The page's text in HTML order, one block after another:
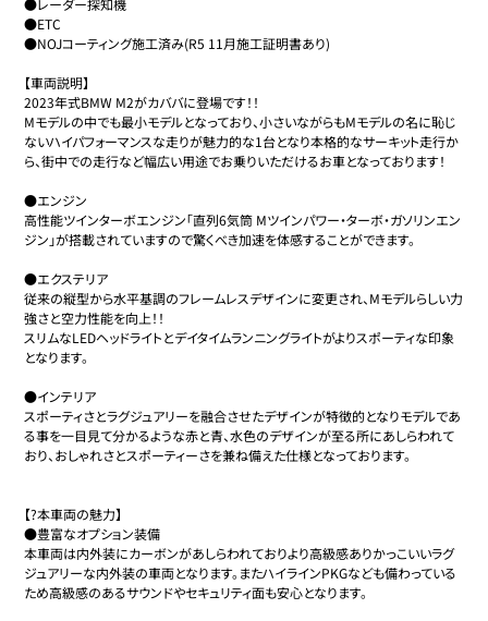
●レーダー探知機
●ETC
●NOJコーティング施工済み(R5 11月施工証明書あり)
【車両説明】
2023年式BMW M2がカババに登場です！！
Mモデルの中でも最小モデルとなっており、小さいながらもMモデルの名に恥じ
ないハイパフォーマンスな走りが魅力的な1台となり本格的なサーキット走行か
ら、街中での走行など幅広い用途でお乗りいただけるお車となっております！
●エンジン
高性能ツインターボエンジン「直列6気筒 Mツインパワー・ターボ・ガソリンエン
ジン」が搭載されていますので驚くべき加速を体感することができます。
●エクステリア
従来の縦型から水平基調のフレームレスデザインに変更され、Mモデルらしい力
強さと空力性能を向上！！
スリムなLEDヘッドライトとデイタイムランニングライトがよりスポーティな印象
となります。
●インテリア
スポーティさとラグジュアリーを融合させたデザインが特徴的となりモデルであ
る事を一目見て分かるような赤と青、水色のデザインが至る所にあしらわれて
おり、おしゃれさとスポーティーさを兼ね備えた仕様となっております。
【?本車両の魅力】
●豊富なオプション装備
本車両は内外装にカーボンがあしらわれておりより高級感ありかっこいいラグ
ジュアリーな内外装の車両となります。またハイラインPKGなども備わっている
ため高級感のあるサウンドやセキュリティ面も安心となります。